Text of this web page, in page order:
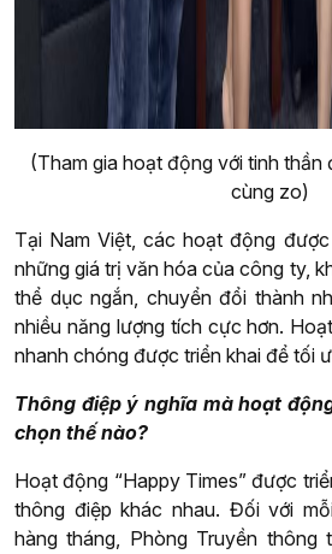
(Tham gia hoạt động với tinh thần
cùng zo)
Tại Nam Việt, các hoạt động
những giá trị văn hóa của công ty,
thể dục ngắn, chuyển đổi thành
nhiều năng lượng tích cực hơn.
nhanh chóng được triển khai để tối
Thông điệp ý nghĩa mà hoạt
chọn thế nào?
Hoạt động “Happy Times” được
thông điệp khác nhau. Đối với
hàng tháng, Phòng Truyền